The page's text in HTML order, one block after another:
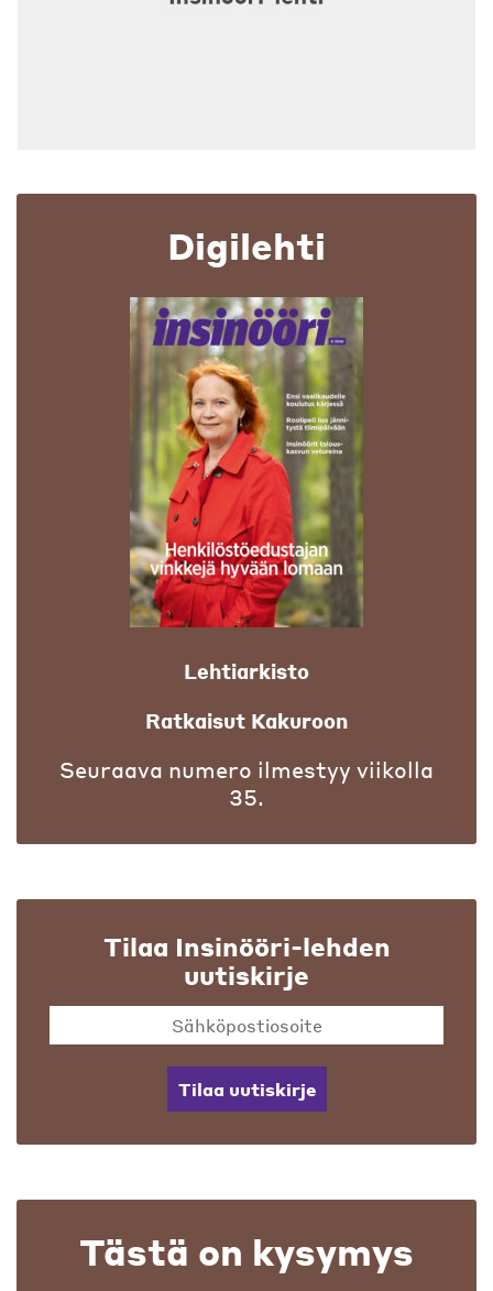
Digilehti
Lehtiarkisto
Ratkaisut Kakuroon
Seuraava numero ilmestyy viikolla
35.
Tilaa Insinööri-lehden
uutiskirje
Tilaa uutiskirje
Tästä on kysymys